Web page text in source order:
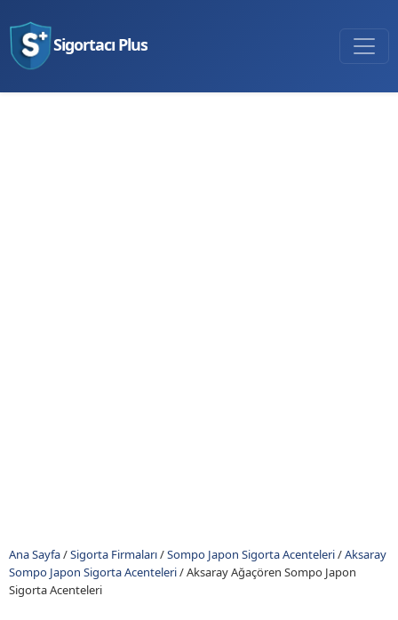
Sigortacı Plus
Ana Sayfa/Sigorta Firmaları/Sompo Japon Sigorta Acenteleri/Aksaray
Sompo Japon Sigorta Acenteleri/Aksaray Ağaçören Sompo Japon
Sigorta Acenteleri